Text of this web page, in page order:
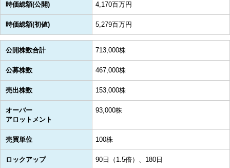
時価総額(公開) 4,170百万円
時価総額(初値) 5,279百万円
公開株数合計 713,000株
公募株数 467,000株
売出株数 153,000株
オーバー
アロットメント
93,000株
売買単位 100株
ロックアップ 90日（1.5倍）、180日